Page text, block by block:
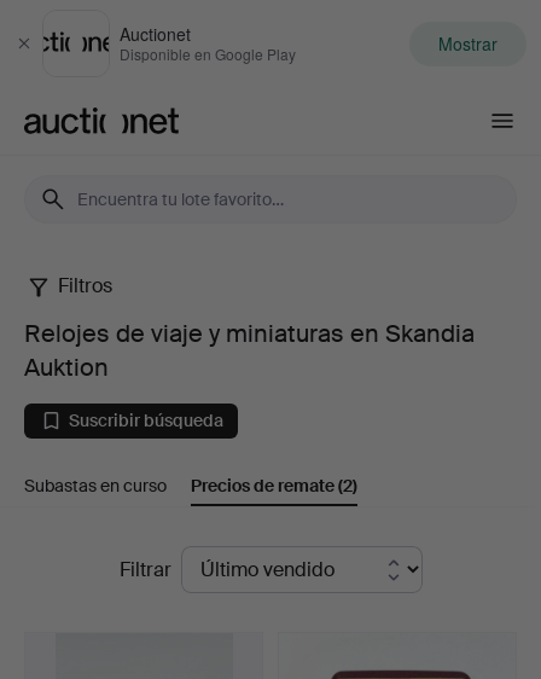
Cerrar
Auctionet
Disponible en Google Play Mostrar
Relojes
de
viaje
Filtros
Relojes de viaje y miniaturas en Skandia
Auktion
Suscribir búsqueda
Subastas en curso Precios de remate(2)
Filtrar